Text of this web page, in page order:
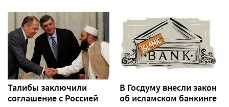
Талибы заключили
соглашение с Россией
В Госдуму внесли закон
об исламском банкинге